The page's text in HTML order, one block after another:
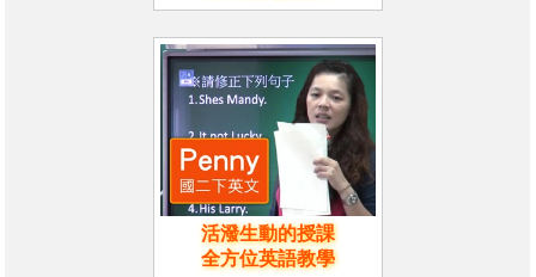
活潑生動的授課
全方位英語教學